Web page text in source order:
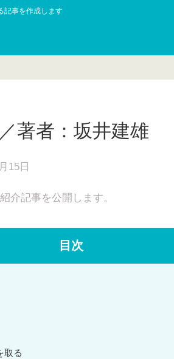
記事を作成します
著者：坂井建雄
15日
介記事を公開します。
目次
取る